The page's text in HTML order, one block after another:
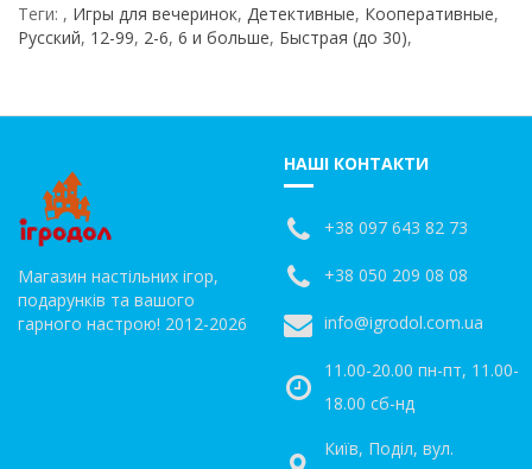
Теги: , Игры для вечеринок, Детективные, Кооперативные,
Русский, 12-99, 2-6, 6 и больше, Быстрая (до 30),
Магазин настільних ігор,
подарунків та вашого
гарного настрою! 2012-2026
НАШІ КОНТАКТИ
+38 097 643 82 73
+38 050 209 08 08
info@igrodol.com.ua
11.00-20.00 пн-пт, 11.00-
18.00 сб-нд
Київ, Поділ, вул.